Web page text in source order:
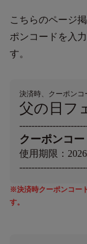
こちらのページ
ポンコードを入
す。
決済時、クーポンコ
父の日フ
クーポンコ
使用期限：
※決済時クーポンコー
す。